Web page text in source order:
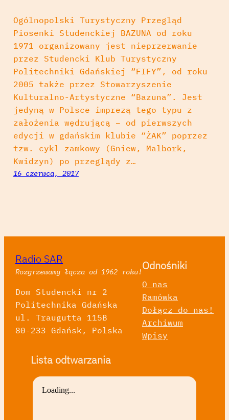
Ogólnopolski Turystyczny Przegląd
Piosenki Studenckiej BAZUNA od roku
1971 organizowany jest nieprzerwanie
przez Studencki Klub Turystyczny
Politechniki Gdańskiej “FIFY”, od roku
2005 także przez Stowarzyszenie
Kulturalno-Artystyczne “Bazuna”. Jest
jedyną w Polsce imprezą tego typu z
założenia wędrującą – od pierwszych
edycji w gdańskim klubie “ŻAK” poprzez
tzw. cykl zamkowy (Gniew, Malbork,
Kwidzyn) po przeglądy z…
16 czerwca, 2017
Radio SAR
Rozgrzewamy łącza od 1962 roku!
Dom Studencki nr 2
Politechnika Gdańska
ul. Traugutta 115B
80-233 Gdańsk, Polska
Odnośniki
O nas
Ramówka
Dołącz do nas!
Archiwum
Wpisy
Lista odtwarzania